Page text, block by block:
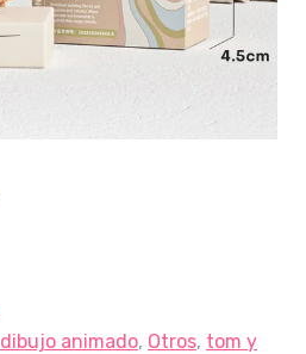
dibujo animado, Otros, tom y